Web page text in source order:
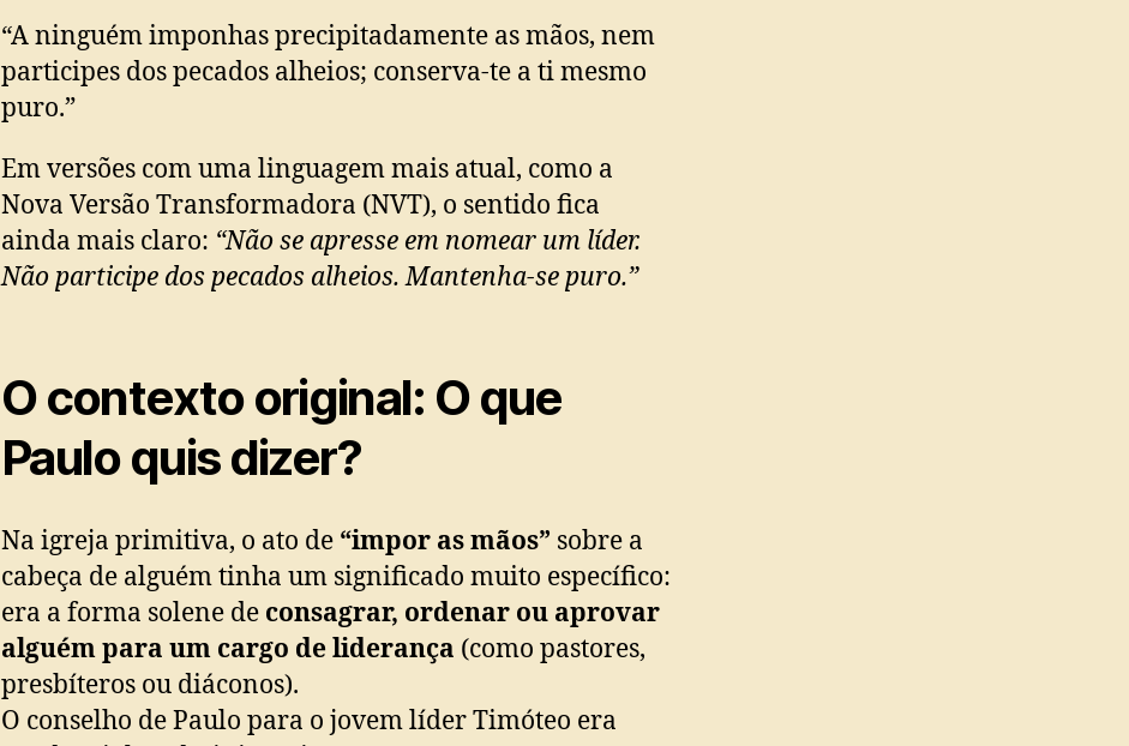
“A ninguém imponhas precipitadamente as mãos, nem
participes dos pecados alheios; conserva-te a ti mesmo
puro.”
Em versões com uma linguagem mais atual, como a
Nova Versão Transformadora (NVT), o sentido fica
ainda mais claro: “Não se apresse em nomear um líder.
Não participe dos pecados alheios. Mantenha-se puro.”
O contexto original: O que
Paulo quis dizer?
Na igreja primitiva, o ato de “impor as mãos” sobre a
cabeça de alguém tinha um significado muito específico:
era a forma solene de consagrar, ordenar ou aprovar
alguém para um cargo de liderança (como pastores,
presbíteros ou diáconos).
O conselho de Paulo para o jovem líder Timóteo era